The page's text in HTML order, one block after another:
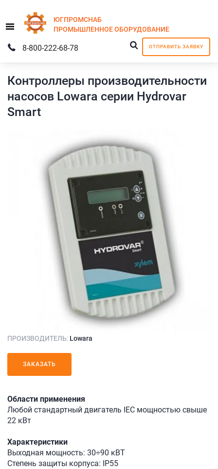
Menu
ЮГПРОМСНАБ
ПРОМЫШЛЕННОЕОБОРУДОВАНИЕ
ОТПРАВИТЬ ЗАЯВКУ
8-800-222-68-78
Контроллеры производительности
насосов Lowara серии Hydrovar
Smart
ПРОИЗВОДИТЕЛЬ: Lowara
ЗАКАЗАТЬ
Области применения
Любой стандартный двигатель IEC мощностью свыше
22 кВт
Характеристики
Выходная мощность: 30÷90 кВТ
Степень защиты корпуса: IP55